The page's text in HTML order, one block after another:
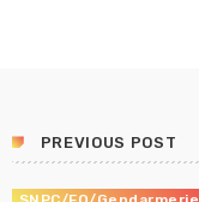
PREVIOUS POST